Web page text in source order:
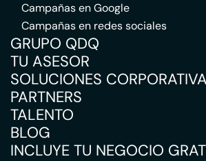
Campañas en Google
Campañas en redes sociales
GRUPO QDQ
TU ASESOR
SOLUCIONES
PARTNERS
TALENTO
BLOG
INCLUYE TU NEGOCIO